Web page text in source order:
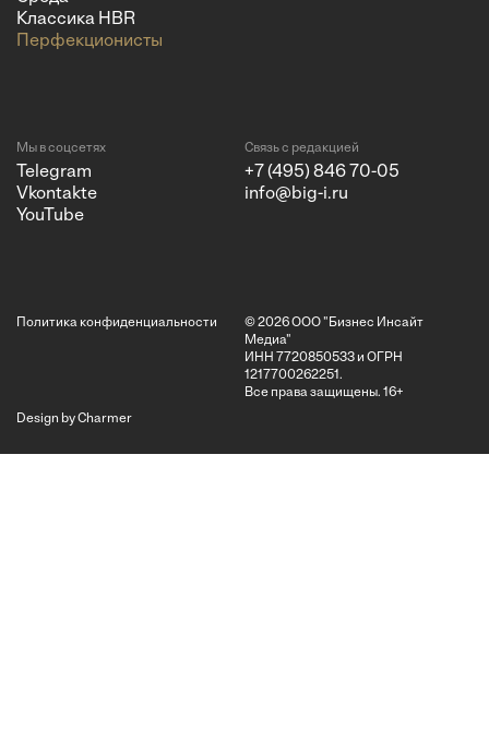
Классика HBR
Перфекционисты
Мы в соцсетях
Telegram
Vkontakte
YouTube
Связь с редакцией
+7 (495) 846 70-05
info@big-i.ru
© 2026 ООО "Бизнес Инсайт
Медиа"
ИНН 7720850533 и ОГРН
1217700262251.
Все права защищены. 16+
Политика конфиденциальности
Design by Charmer